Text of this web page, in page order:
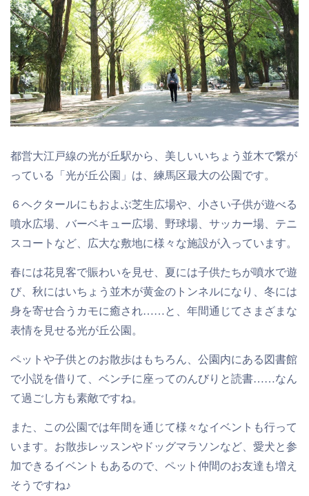
都営大江戸線の光が丘駅から、美しいいちょう並木で繋が
っている「光が丘公園」は、 練馬区最大の公園です。
６ヘクタールにもおよぶ芝生広場や、小さい子供が遊べる
噴水広場、バーベキュー広場、野球場、サッカー場、テニ
スコートなど、広大な敷地に様々な施設が入っています。
春には花見客で賑わいを見せ、夏には子供たちが噴水で遊
び、秋にはいちょう並木が黄金のトンネルになり、冬には
身を寄せ合うカモに癒され……と、年間通じてさまざまな
表情を見せる光が丘公園。
ペットや子供とのお散歩はもちろん、公園内にある図書館
で小説を借りて、ベンチに座ってのんびりと読書……なん
て過ごし方も素敵ですね。
また、この公園では年間を通じて様々なイベントも行って
います。お散歩レッスンやドッグマラソンなど、愛犬と参
加できるイベントもあるので、ペット仲間のお友達も増え
そうですね♪